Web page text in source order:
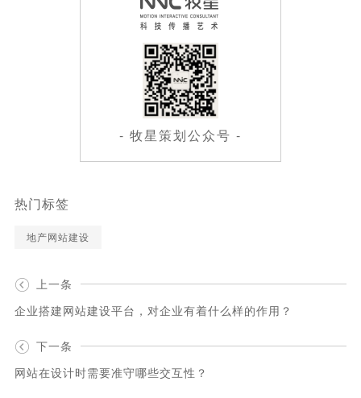
- 牧星策划公众号 -
热门标签
地产网站建设
上一条
企业搭建网站建设平台，对企业有着什么样的作用？
下一条
网站在设计时需要准守哪些交互性？